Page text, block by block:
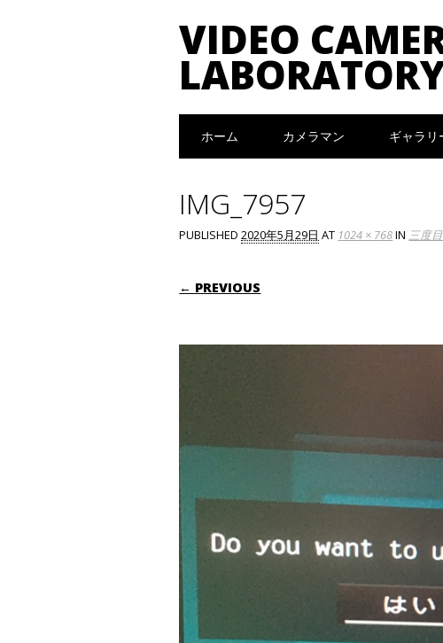
VIDEO
Main menu
ホーム カメラマン ギャラリ
IMG_7957
PUBLISHED2020年5月29日 AT 1024 × 768IN 三度
← PREVIOUS